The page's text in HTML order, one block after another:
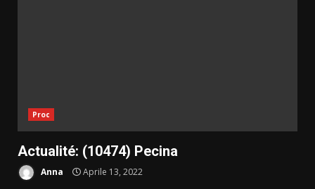
Proc
Actualité: (10474) Pecina
Anna Aprile 13, 2022